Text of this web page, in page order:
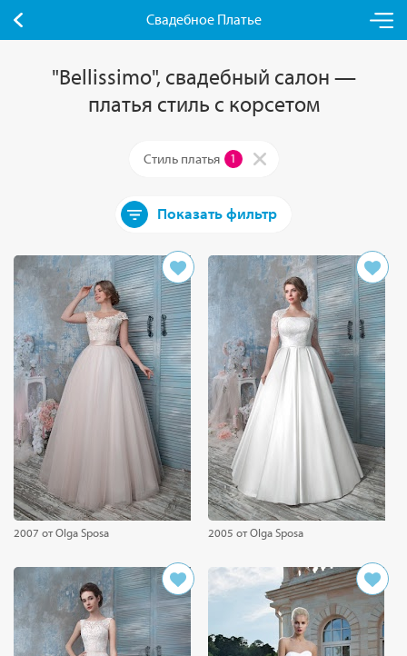
Свадебное Платье
"Bellissimo", свадебный салон —
платья стиль с корсетом
Стиль платья 1
Показать фильтр
2007 от Olga Sposa 2005 от Olga Sposa